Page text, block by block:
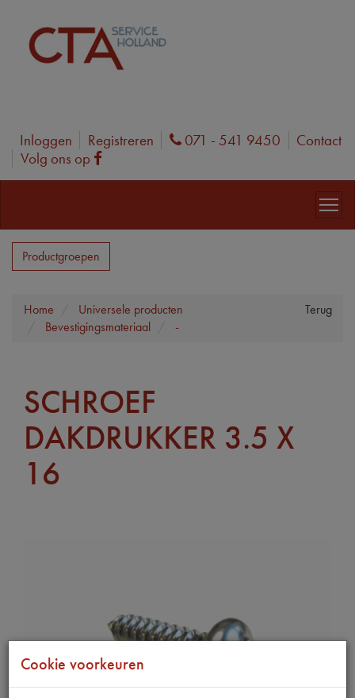
Inloggen Registreren Phone
071 - 541 9450
Contact
Volg ons op
Facebook
Productgroepen
Terug
Home
Universele producten
Bevestigingsmateriaal
-
SCHROEF
DAKDRUKKER 3.5 X
16
Cookie voorkeuren